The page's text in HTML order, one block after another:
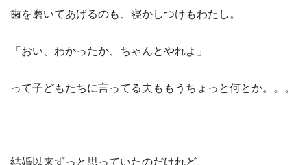
歯を磨いてあげるのも、寝かしつけもわたし。
「おい、わかったか、ちゃんとやれよ」
って子どもたちに言ってる夫ももうちょっと何とか。。。
結婚以来ずっと思っていたのだけれど、